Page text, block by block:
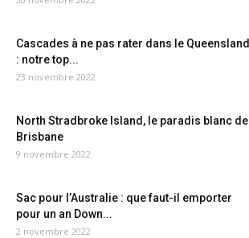
Cascades à ne pas rater dans le Queensland
: notre top...
23 novembre 2022
North Stradbroke Island, le paradis blanc de
Brisbane
9 novembre 2022
Sac pour l’Australie : que faut-il emporter
pour un an Down...
2 novembre 2022